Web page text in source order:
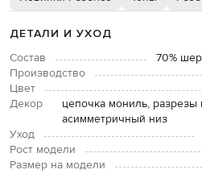
ДЕТАЛИ И УХОД
Состав
70%
Производство
Цвет
Декор
цепочка мониль,
асимметричный низ
Уход
Рост модели
Размер на модели